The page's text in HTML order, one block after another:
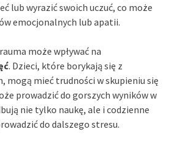
lub wyrazić swoich uczuć, co może
emocjonalnych lub apatii.
może wpływać na
. Dzieci, które borykają się z
mogą mieć trudności w skupieniu się
prowadzić do gorszych wyników w
nie tylko naukę, ale i codzienne
do dalszego stresu.